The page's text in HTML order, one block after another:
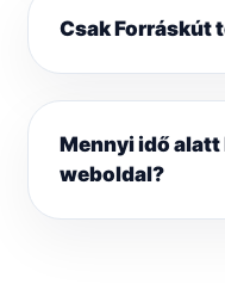
Csak Forráskút
Mennyi idő alatt
weboldal?